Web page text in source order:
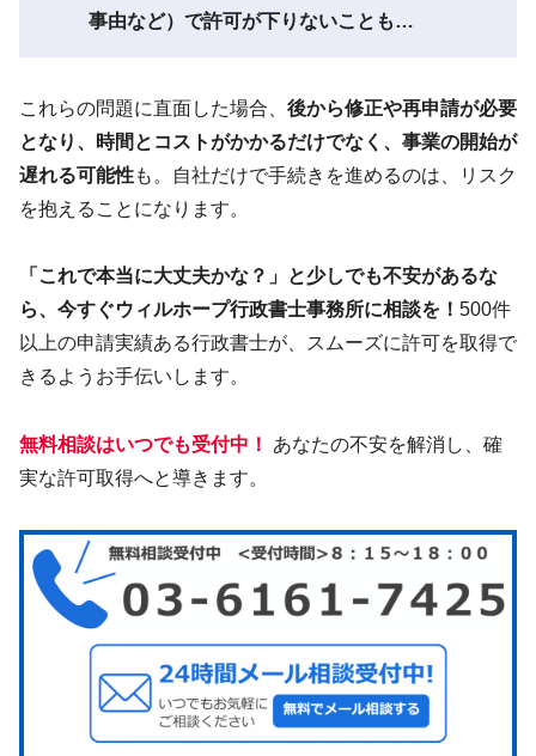
事由など）で許可が下りないことも…
これらの問題に直面した場合、 後から修正や再申請が必要
となり、時間とコストがかかるだけでなく、事業の開始が
遅れる可能性も。自社だけで手続きを進めるのは、リスク
を抱えることになります。
「これで本当に大丈夫かな？」と少しでも不安があるな
ら、今すぐウィルホープ行政書士事務所に相談を！ 500件
以上の申請実績ある行政書士が、スムーズに許可を取得で
きるようお手伝いします。
無料相談はいつでも受付中！
あなたの不安を解消し、確
実な許可取得へと導きます。